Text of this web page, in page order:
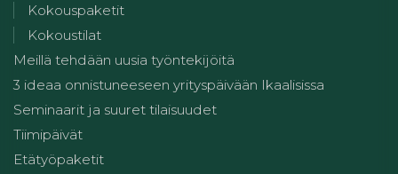
Kokouspaketit
Kokoustilat
Meillä tehdään uusia työntekijöitä
3 ideaa onnistuneeseen yrityspäivään Ikaalisissa
Seminaarit ja suuret tilaisuudet
Tiimipäivät
Etätyöpaketit